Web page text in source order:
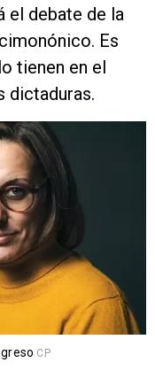
el debate de la
Es
tienen en el
dictaduras.
CP